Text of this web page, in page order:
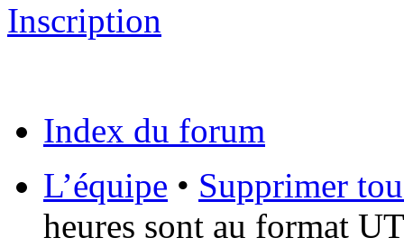
Inscription
Index du forum
L’équipe • Supprimer
heures sont au format